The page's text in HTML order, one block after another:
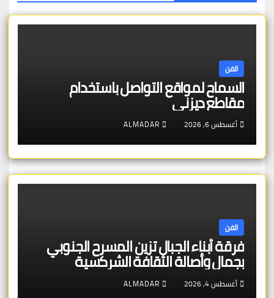
الفن
السماح لمواقع التواصل باستخدام
مقاطع ديزني
أغسطس 6, 2026 ALMADAR
الفن
فرقة أبناء الجبال تزين المسرح الجنوبي
بجمال وأصالة الثقافة الشركسية
أغسطس 4, 2026 ALMADAR